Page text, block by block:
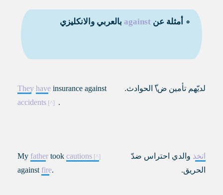
∘ أمثلة عنagainst بالعربي والانكليزي
لديّهم تأمين ض\ ّ الحوادث.
They have insurance against
accidents
.
اتخذ والدي احتراس ضدّ
الحريق.
My father took cautions
against fire.